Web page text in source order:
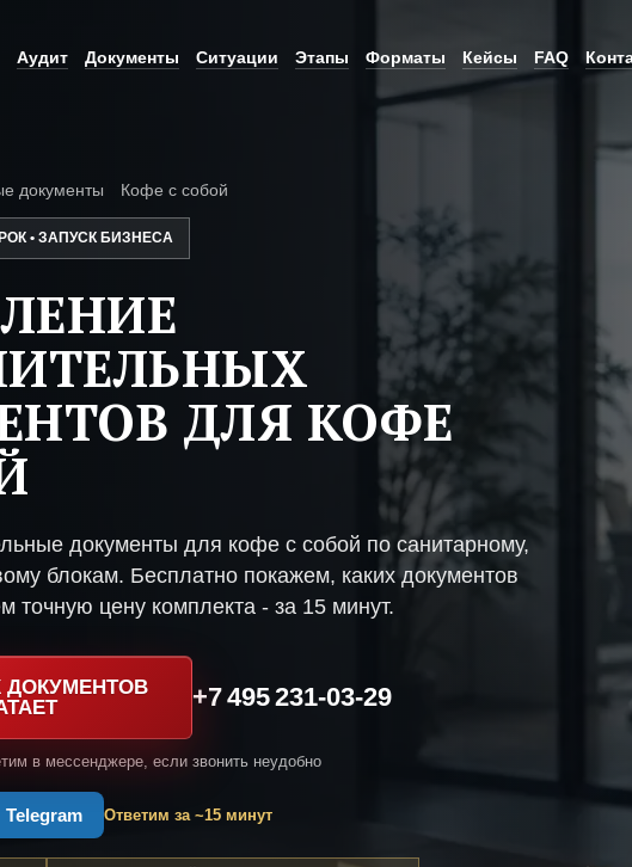
Аудит Документы Ситуации Этапы Форматы Кейсы FAQ
документы Кофе с собой
• ЗАПУСК БИЗНЕСА
ДЛЯ КОФЕ
документы для кофе с собой по санитарному,
блокам. Бесплатно покажем, каких документов
точную цену комплекта - за 15 минут.
ДОКУМЕНТОВ
+7 495 231-03-29
в мессенджере, если звонить неудобно
Telegram Ответим за ~15 минут